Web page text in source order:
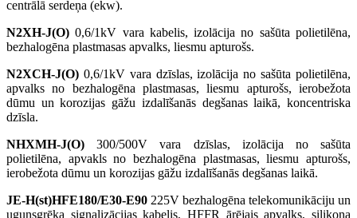
centrālā serdeņa (ekw).
N2XH-J(O) 0,6/1kV vara kabelis, izolācija no sašūta polietilēna,
bezhalogēna plastmasas apvalks, liesmu apturošs.
N2XCH-J(O) 0,6/1kV vara dzīslas, izolācija no sašūta polietilēna,
apvalks no bezhalogēna plastmasas, liesmu apturošs, ierobežota
dūmu un korozijas gāžu izdalīšanās degšanas laikā, koncentriska
dzīsla.
NHXMH-J(O) 300/500V vara dzīslas, izolācija no sašūta
polietilēna, apvakls no bezhalogēna plastmasas, liesmu apturošs,
ierobežota dūmu un korozijas gāžu izdalīšanās degšanas laikā.
JE-H(st)HFE180/E30-E90 225V bezhalogēna telekomunikāciju un
ugunsgrēka signalizācijas kabelis, HFFR ārējais apvalks, silikona